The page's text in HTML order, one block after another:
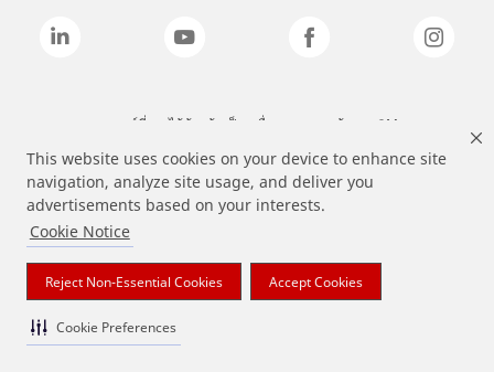
This website uses cookies on your device to enhance site
navigation, analyze site usage, and deliver you
advertisements based on your interests.
Cookie Notice
Reject Non-Essential Cookies Accept Cookies
Cookie Preferences
แบรนด์ที่ระบุไว้ข้างต้นเป็นเครื่องหมายการค้าของ 3M